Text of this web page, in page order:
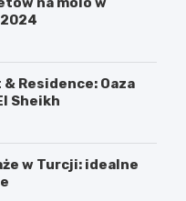
Residence: Oaza
Sheikh
w Turcji: idealne